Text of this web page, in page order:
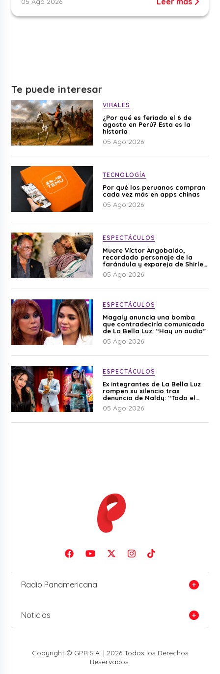
Te puede interesar
VIRALES
¿Por qué es feriado el 6 de
agosto en Perú? Esta es la
historia
05 Ago 2026
TECNOLOGÍA
Por qué los peruanos compran
cada vez más en apps chinas
05 Ago 2026
ESPECTÁCULOS
Muere Víctor Angobaldo,
recordado personaje de la
farándula y expareja de Shirley
Cherres
05 Ago 2026
ESPECTÁCULOS
Magaly anuncia una bomba
que contradeciría comunicado
de La Bella Luz: “Hay un audio”
05 Ago 2026
ESPECTÁCULOS
Ex integrantes de La Bella Luz
rompen su silencio tras
denuncia de Naldy: “Todo el
mundo lo sabía”
05 Ago 2026
Radio Panamericana
Noticias
Copyright © GPR S.A. | 2026 Todos los Derechos
Reservados.